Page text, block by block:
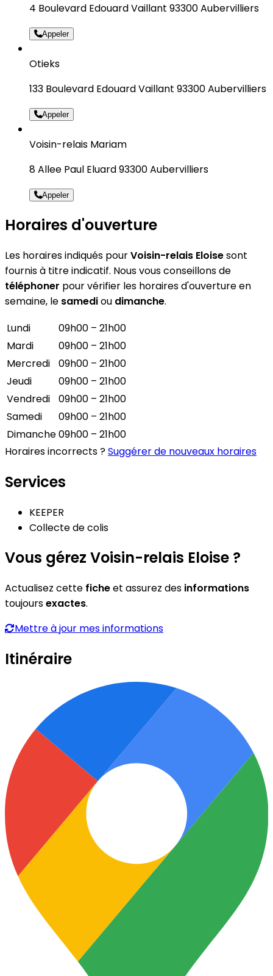
4 Boulevard Edouard Vaillant 93300 Aubervilliers
Appeler
Otieks
133 Boulevard Edouard Vaillant 93300 Aubervilliers
Appeler
Voisin-relais Mariam
8 Allee Paul Eluard 93300 Aubervilliers
Appeler
Horaires d'ouverture
Les horaires indiqués pourVoisin-relais Eloisesont
fournis à titre indicatif. Nous vous conseillons de
téléphoner pour vérifier les horaires d'ouverture en
semaine, le samediou dimanche.
Lundi
09h00 – 21h00
Mardi
09h00 – 21h00
Mercredi
09h00 – 21h00
Jeudi
09h00 – 21h00
Vendredi
09h00 – 21h00
Samedi
09h00 – 21h00
Dimanche09h00 – 21h00
Horaires incorrects ?Suggérer de nouveaux horaires
Services
KEEPER
Collecte de colis
Vous gérez Voisin-relais Eloise ?
Actualisez cette ficheet assurez des informations
toujoursexactes.
Mettre à jour mes informations
Itinéraire